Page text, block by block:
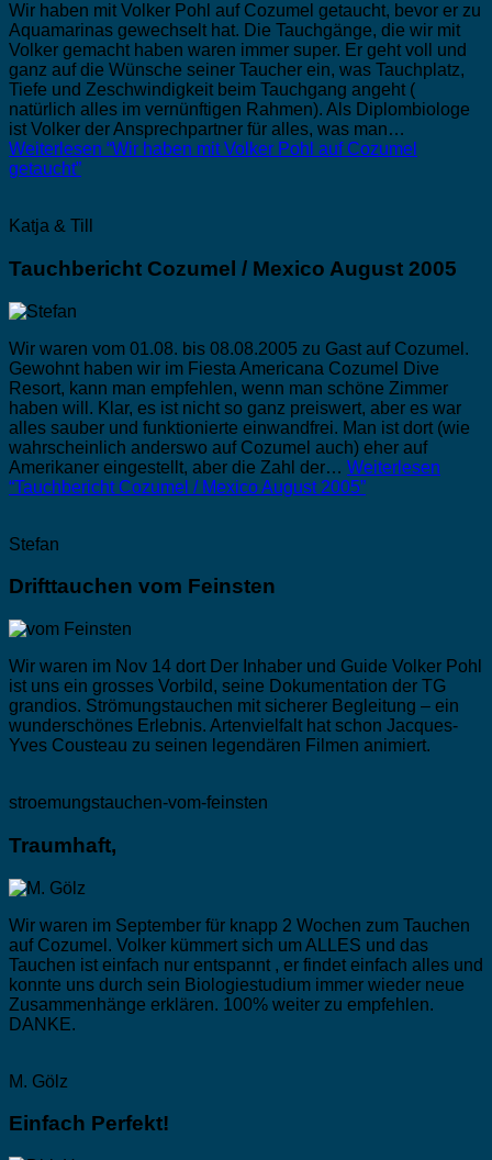
Wir haben mit Volker Pohl auf Cozumel getaucht, bevor er zu
Aquamarinas gewechselt hat. Die Tauchgänge, die wir mit
Volker gemacht haben waren immer super. Er geht voll und
ganz auf die Wünsche seiner Taucher ein, was Tauchplatz,
Tiefe und Zeschwindigkeit beim Tauchgang angeht (
natürlich alles im vernünftigen Rahmen). Als Diplombiologe
ist Volker der Ansprechpartner für alles, was man…
Weiterlesen “Wir haben mit Volker Pohl auf Cozumel
getaucht”
Katja & Till
Tauchbericht Cozumel / Mexico August 2005
Wir waren vom 01.08. bis 08.08.2005 zu Gast auf Cozumel.
Gewohnt haben wir im Fiesta Americana Cozumel Dive
Resort, kann man empfehlen, wenn man schöne Zimmer
haben will. Klar, es ist nicht so ganz preiswert, aber es war
alles sauber und funktionierte einwandfrei. Man ist dort (wie
wahrscheinlich anderswo auf Cozumel auch) eher auf
Amerikaner eingestellt, aber die Zahl der… Weiterlesen
“Tauchbericht Cozumel / Mexico August 2005”
Stefan
Drifttauchen vom Feinsten
Wir waren im Nov 14 dort Der Inhaber und Guide Volker Pohl
ist uns ein grosses Vorbild, seine Dokumentation der TG
grandios. Strömungstauchen mit sicherer Begleitung – ein
wunderschönes Erlebnis. Artenvielfalt hat schon Jacques-
Yves Cousteau zu seinen legendären Filmen animiert.
stroemungstauchen-vom-feinsten
Traumhaft,
Wir waren im September für knapp 2 Wochen zum Tauchen
auf Cozumel. Volker kümmert sich um ALLES und das
Tauchen ist einfach nur entspannt , er findet einfach alles und
konnte uns durch sein Biologiestudium immer wieder neue
Zusammenhänge erklären. 100% weiter zu empfehlen.
DANKE.
M. Gölz
Einfach Perfekt!